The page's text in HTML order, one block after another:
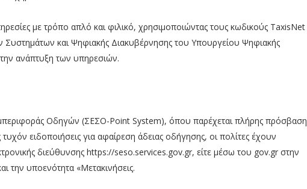
με τρόπο απλό και φιλικό, χρησιμοποιώντας τους κωδικούς TaxisNet
Συστημάτων και Ψηφιακής Διακυβέρνησης του Υπουργείου Ψηφιακής
ανάπτυξη των υπηρεσιών.
Οδηγών (ΣΕΣΟ-Point System), όπου παρέχεται πλήρης πρόσβαση
ειδοποιήσεις για αφαίρεση άδειας οδήγησης, οι πολίτες έχουν
διεύθυνσης https://seso.services.gov.gr, είτε μέσω του gov.gr στην
την υποενότητα «Μετακινήσεις.